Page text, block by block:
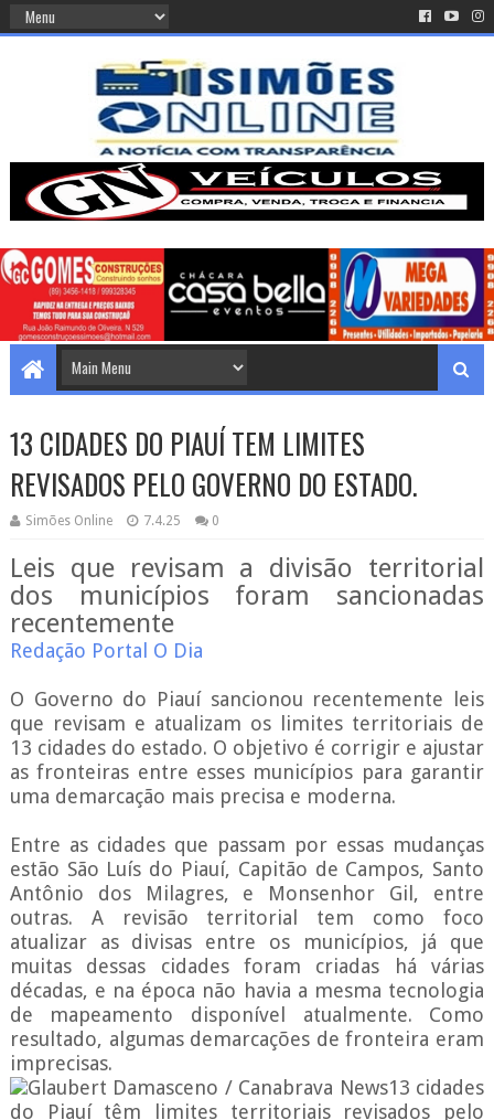
13 CIDADES DO PIAUÍ TEM LIMITES
REVISADOS PELO GOVERNO DO ESTADO.
Simões Online 7.4.25 0
Leis que revisam a divisão territorial
dos municípios foram sancionadas
recentemente
Redação Portal O Dia
O Governo do Piauí sancionou recentemente leis
que revisam e atualizam os limites territoriais de
13 cidades do estado. O objetivo é corrigir e ajustar
as fronteiras entre esses municípios para garantir
uma demarcação mais precisa e moderna.
Entre as cidades que passam por essas mudanças
estão São Luís do Piauí, Capitão de Campos, Santo
Antônio dos Milagres, e Monsenhor Gil, entre
outras. A revisão territorial tem como foco
atualizar as divisas entre os municípios, já que
muitas dessas cidades foram criadas há várias
décadas, e na época não havia a mesma tecnologia
de mapeamento disponível atualmente. Como
resultado, algumas demarcações de fronteira eram
imprecisas.
Glaubert Damasceno / Canabrava News13 cidades
do Piauí têm limites territoriais revisados pelo